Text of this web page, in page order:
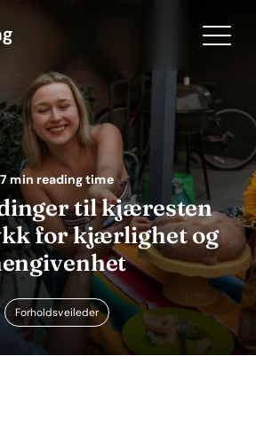
7 min reading time
til kjæresten
for kjærlighet og
Forholdsveileder